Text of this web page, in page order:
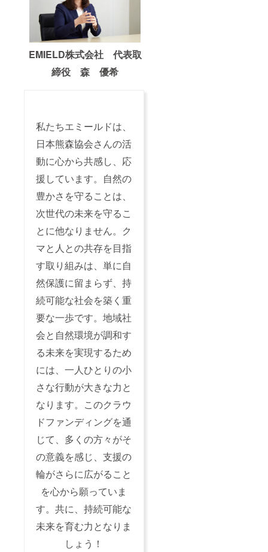
EMIELD株式会社 代表取
締役 森 優希
私たちエミールドは、
日本熊森協会さんの活
動に心から共感し、応
援しています。自然の
豊かさを守ることは、
次世代の未来を守るこ
とに他なりません。ク
マと人との共存を目指
す取り組みは、単に自
然保護に留まらず、持
続可能な社会を築く重
要な一歩です。地域社
会と自然環境が調和す
る未来を実現するため
には、一人ひとりの小
さな行動が大きな力と
なります。このクラウ
ドファンディングを通
じて、多くの方々がそ
の意義を感じ、支援の
輪がさらに広がること
を心から願っていま
す。共に、持続可能な
未来を育む力となりま
しょう！